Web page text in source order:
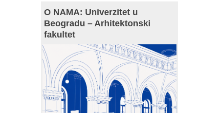
O NAMA: Univerzitet u
Beogradu – Arhitektonski
fakultet